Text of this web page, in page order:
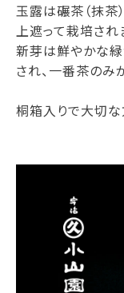
玉露は碾茶（抹茶
上遮って栽培され
新芽は鮮やかな緑
され、一番茶のみ
桐箱入りで大切な